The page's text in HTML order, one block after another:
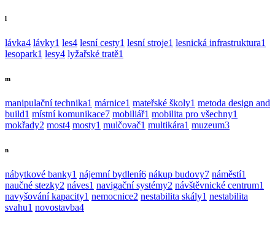
l
lávka4 lávky1 les4 lesní cesty1 lesní stroje1 lesnická infrastruktura1
lesopark1 lesy4 lyžařské tratě1
m
manipulační technika1 márnice1 mateřské školy1 metoda design and
build1 místní komunikace7 mobiliář1 mobilita pro všechny1
mokřady2 most4 mosty1 mulčovač1 multikára1 muzeum3
n
nábytkové banky1 nájemní bydlení6 nákup budovy7 náměstí1
naučné stezky2 náves1 navigační systémy2 návštěvnické centrum1
navyšování kapacity1 nemocnice2 nestabilita skály1 nestabilita
svahu1 novostavba4